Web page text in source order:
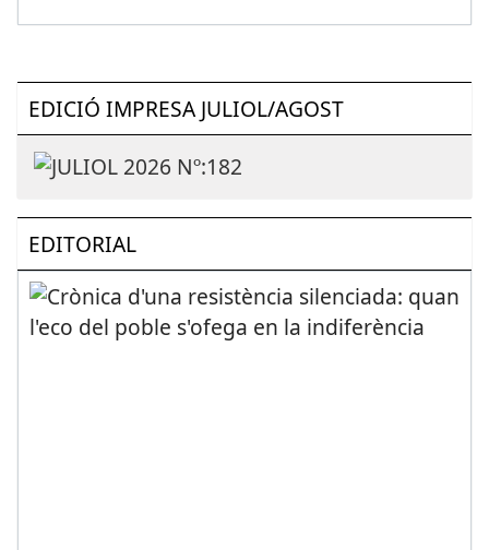
EDICIÓ IMPRESA JULIOL/AGOST
EDITORIAL